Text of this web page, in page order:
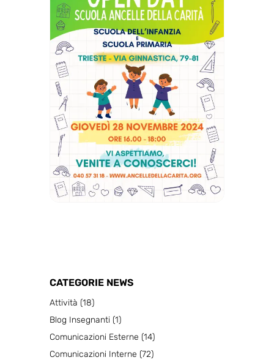
CATEGORIE NEWS
Attività (18)
Blog Insegnanti(1)
Comunicazioni Esterne (14)
Comunicazioni Interne (72)